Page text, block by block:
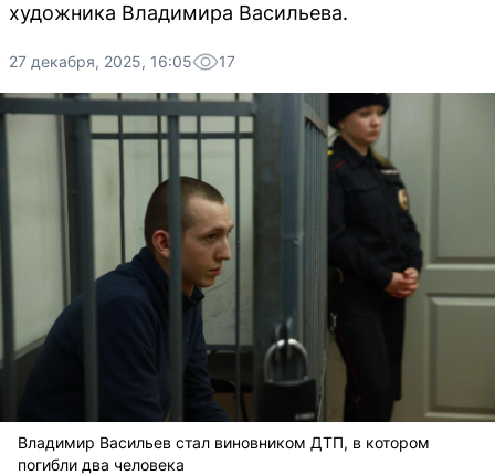
художника Владимира Васильева.
27 декабря, 2025, 16:05 17
Владимир Васильев стал виновником ДТП, в котором
погибли два человека